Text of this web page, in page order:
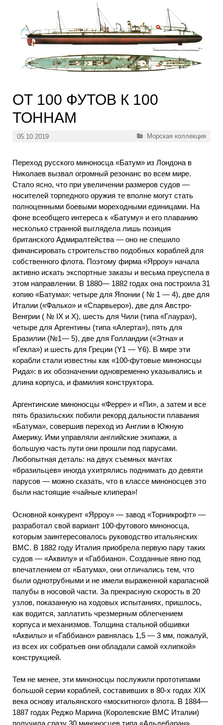
ОТ 100 ФУТОВ К 100
ТОННАМ
05.10.2019 Рубрики
Морская коллекция
Переход русского миноносца «Батум» из Лондона в
Николаев вызвал огромный резонанс во всем мире.
Стало ясно, что при увеличении размеров судов —
носителей торпедного оружия те вполне могут стать
полноценными боевыми мореходными единицами. На
фоне всеобщего интереса к «Батуму» и его плаванию
несколько странной выглядела лишь позиция
британского Адмиралтейства — оно не спешило
финансировать строительство подобных кораблей для
собственного флота. Поэтому фирма «Ярроу» начала
активно искать экспортные заказы и весьма преуспела в
этом направлении. В 1880— 1882 годах она построила 31
копию «Батума»: четыре для Японии ( № 1 — 4), две для
Италии («Фалько» и «Спарвьеро»), две для Австро-
Венгрии ( № IX и X), шесть для Чили (типа «Глаура»),
четыре для Аргентины (типа «Алерта»), пять для
Бразилии (№1— 5), две для Голландии («Этна» и
«Гекла») и шесть для Греции (Y1 — Y6). В мире эти
корабли стали известны как «100-футовые миноносцы
Рида»: в их обозначении одновременно указывались и
длина корпуса, и фамилия конструктора.
Аргентинские миноносцы «Ферре» и «Пи», а затем и все
пять бразильских побили рекорд дальности плавания
«Батума», совершив переход из Англии в Южную
Америку. Ими управляли английские экипажи, а
большую часть пути они прошли под парусами.
Любопытная деталь: на двух съемных мачтах
«бразильцев» иногда ухитрялись поднимать до девяти
парусов — можно сказать, что в классе миноносцев это
были настоящие «чайные клипера»!
Основной конкурент «Ярроу» — завод «Торникрофт» —
разработал свой вариант 100-футового миноносца,
которым заинтересовалось руководство итальянских
ВМС. В 1882 году Италия приобрела первую пару таких
судов — «Аквилу» и «Габбиано». Созданные явно под
впечатлением от «Батума», они отличались тем, что
были однотрубными и не имели выраженной карапасной
палубы в носовой части. За прекрасную скорость в 20
узлов, показанную на ходовых испытаниях, пришлось,
как водится, заплатить чрезмерным облегчением
корпуса и механизмов. Толщина стальной обшивки
«Аквилы» и «Габбиано» равнялась 1,5 — 3 мм, пожалуй,
из всех их собратьев они обладали самой «хлипкой»
конструкцией.
Тем не менее, эти миноносцы послужили прототипами
большой серии кораблей, составивших в 80-х годах XIX
века основу итальянского «москитного» флота. В 1884—
1887 годах Реджо Марина (Королевские ВМС Италии)